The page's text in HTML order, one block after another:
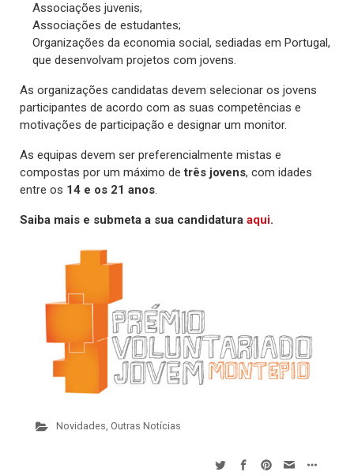
Associações juvenis;
Associações de estudantes;
Organizações da economia social, sediadas em Portugal,
que desenvolvam projetos com jovens.
As organizações candidatas devem selecionar os jovens
participantes de acordo com as suas competências e
motivações de participação e designar um monitor.
As equipas devem ser preferencialmente mistas e
compostas por um máximo detrês jovens, com idades
entre os 14 e os 21 anos.
Saiba mais e submeta a sua candidatura aqui.
Novidades, Outras Notícias